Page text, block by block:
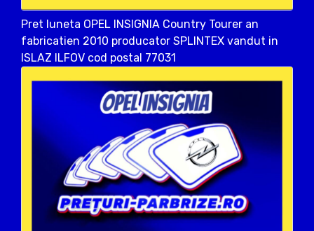
Pret luneta OPEL INSIGNIA Country Tourer an
fabricatien 2010 producator SPLINTEX vandut in
ISLAZ ILFOV cod postal 77031